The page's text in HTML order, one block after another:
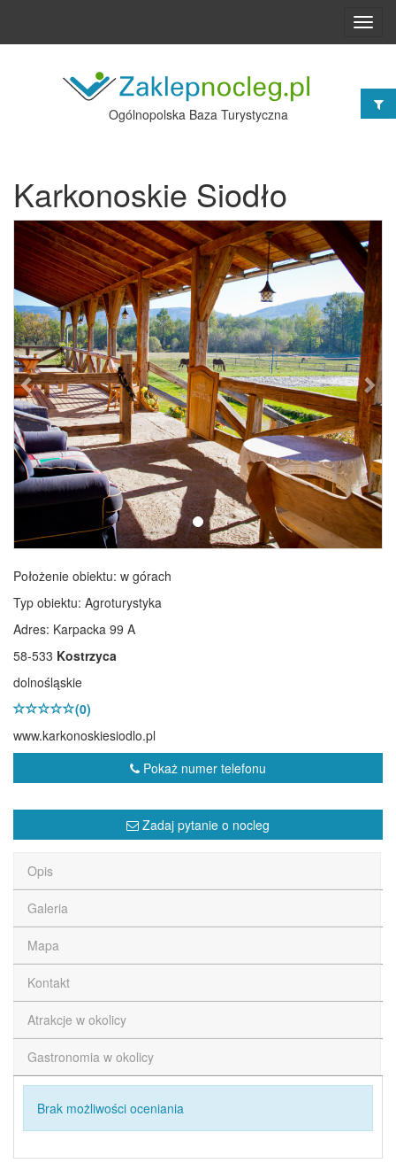
Ogólnopolska Baza Turystyczna
Karkonoskie Siodło
Poprzednie
Położenie obiektu: w górach
Typ obiektu: Agroturystyka
Adres: Karpacka 99 A
58-533 Kostrzyca
dolnośląskie
(0)
www.karkonoskiesiodlo.pl
Pokaż numer telefonu
Zadaj pytanie o nocleg
Opis
Galeria
Mapa
Kontakt
Atrakcje w okolicy
Gastronomia w okolicy
Brak możliwości oceniania